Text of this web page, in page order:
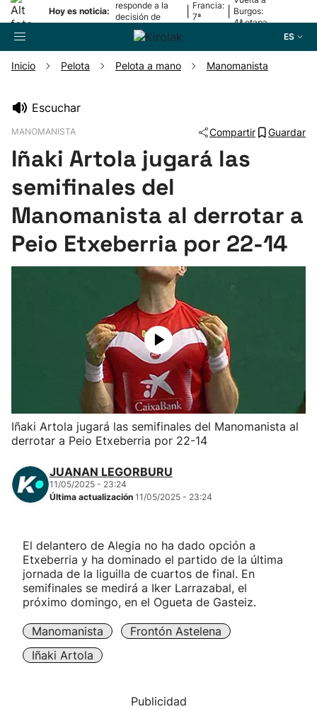
Hoy es noticia:
responde a la
decisión de
Oriamendi
Francia:
7ª
Burgos:
4ª etapa
ES
Pelota
Remo
Kirolak 360
Carreras de montaña
"Helmuga"
Inicio Pelota Pelota a mano Manomanista
Escuchar
MANOMANISTA Compartir Guardar
Iñaki Artola jugará las
semifinales del
Manomanista al derrotar a
Peio Etxeberria por 22-14
Iñaki Artola jugará las semifinales del Manomanista al
derrotar a Peio Etxeberria por 22-14
JUANAN LEGORBURU
11/05/2025 - 23:24
Última actualización 11/05/2025 - 23:24
El delantero de Alegia no ha dado opción a
Etxeberria y ha dominado el partido de la última
jornada de la liguilla de cuartos de final. En
semifinales se medirá a Iker Larrazabal, el
próximo domingo, en el Ogueta de Gasteiz.
Manomanista
Frontón Astelena
Iñaki Artola
Publicidad